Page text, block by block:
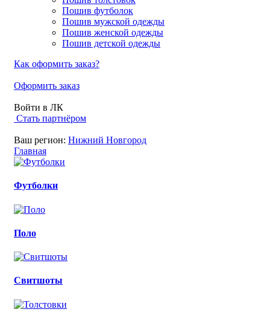
Пошив футболок
Пошив мужской одежды
Пошив женской одежды
Пошив детской одежды
Как оформить заказ?
Оформить заказ
Войти в ЛК
Стать партнёром
Ваш регион: Нижний Новгород
Главная
Футболки
Поло
Свитшоты